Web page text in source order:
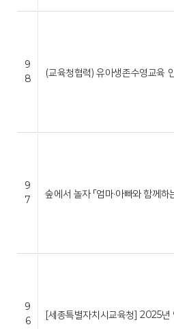
9
8
(교육청협력) 유아생존수영교육
9
7
숲에서 놀자 「엄마·아빠와 함께하
9
6
[세종특별자치시교육청] 2025